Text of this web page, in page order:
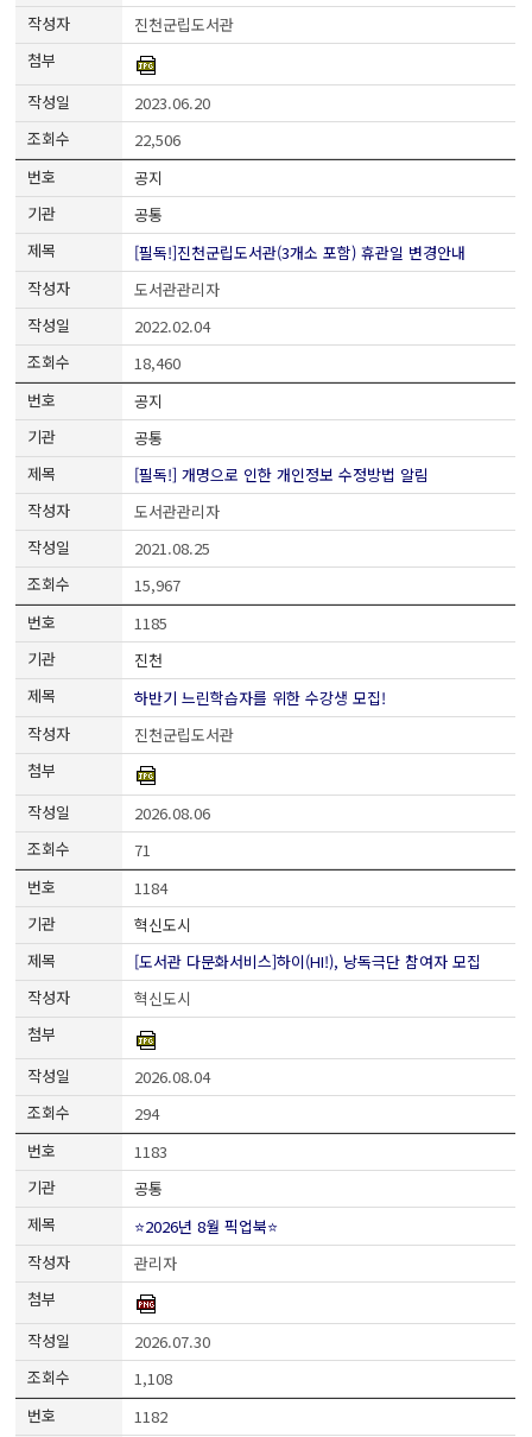
진천군립도서관
2023.06.20
22,506
공지
공통
[필독!]진천군립도서관(3개소 포함) 휴관일 변경안내
도서관관리자
2022.02.04
18,460
공지
공통
[필독!] 개명으로 인한 개인정보 수정방법 알림
도서관관리자
2021.08.25
15,967
1185
진천
하반기 느린학습자를 위한 수강생 모집!
진천군립도서관
2026.08.06
71
1184
혁신도시
[도서관 다문화서비스]하이(HI!), 낭독극단 참여자 모집
혁신도시
2026.08.04
294
1183
공통
⭐2026년 8월 픽업북⭐
관리자
2026.07.30
1,108
1182